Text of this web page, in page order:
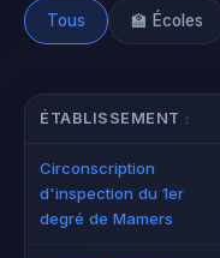
Tous 🏫 Écoles
ÉTABLISSEMENT
Circonscription
d'inspection du 1er
degré de Mamers